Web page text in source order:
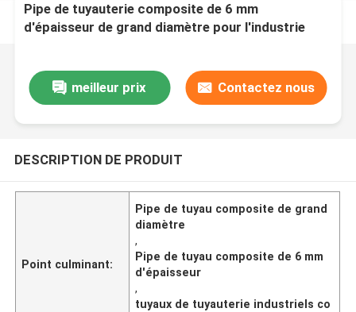
Pipe de tuyauterie composite de 6 mm
d'épaisseur de grand diamètre pour l'industrie
meilleur prix Contactez nous
DESCRIPTION DE PRODUIT
Point culminant:
Pipe de tuyau composite de grand
diamètre
,
Pipe de tuyau composite de 6 mm
d'épaisseur
,
tuyaux de tuyauterie industriels co